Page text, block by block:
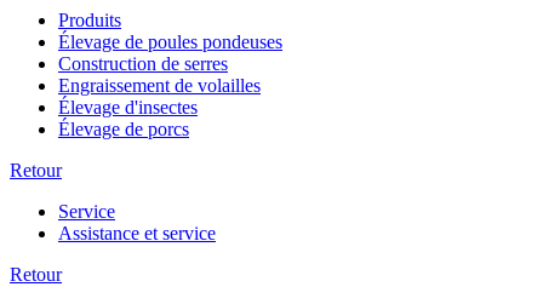
Produits
Élevage de poules pondeuses
Construction de serres
Engraissement de volailles
Élevage d'insectes
Élevage de porcs
Retour
Service
Assistance et service
Retour